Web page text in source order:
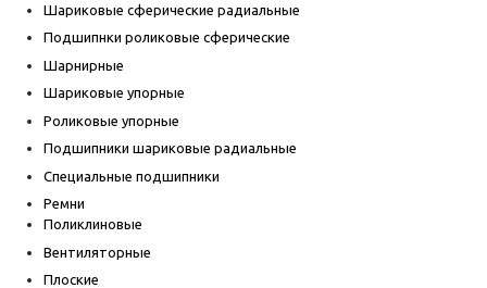
Шариковые сферические радиальные
Подшипнки роликовые сферические
Шарнирные
Шариковые упорные
Роликовые упорные
Подшипники шариковые радиальные
Специальные подшипники
Ремни
Поликлиновые
Вентиляторные
Плоские